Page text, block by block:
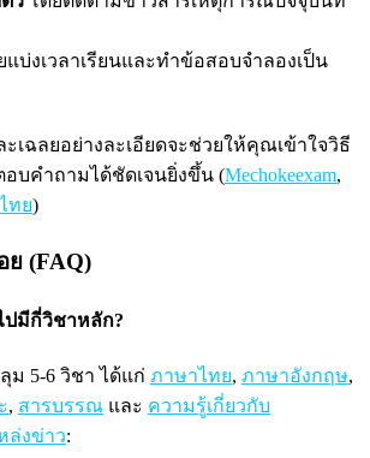
แบ่งเวลาเรียนและทำข้อสอบจำลองเป็น
เฉลยอย่างละเอียดจะช่วยให้คุณเข้าใจวิธี
บคำถามได้ชัดเจนยิ่งขึ้น (Mechokeexam,
ทย)
ย (FAQ)
ปมีกี่วิชาหลัก?
5-6 วิชา ได้แก่ ภาษาไทย, ภาษาอังกฤษ,
, สารบรรณ และ ความรู้เกี่ยวกับ
ล่งข่าว: